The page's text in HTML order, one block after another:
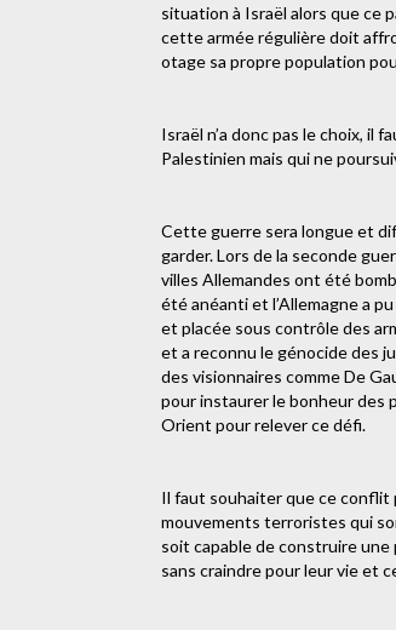
situation à Israël alors que ce
cette armée régulière doit
otage sa propre population
Israël n’a donc pas le choix, il
Palestinien mais qui ne
Cette guerre sera longue et
garder. Lors de la seconde
villes Allemandes ont été
été anéanti et l’Allemagne a
et placée sous contrôle des
et a reconnu le génocide des
des visionnaires comme De
pour instaurer le bonheur des
Orient pour relever ce défi.
Il faut souhaiter que ce conflit
mouvements terroristes qui
soit capable de construire
sans craindre pour leur vie et